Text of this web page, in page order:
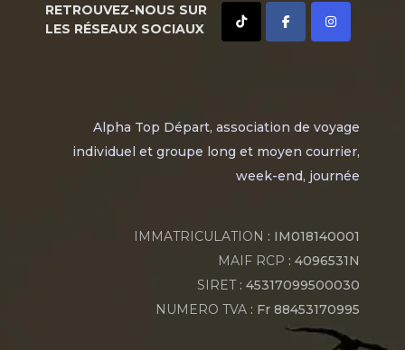
RETROUVEZ-NOUS SUR
LES RÉSEAUX SOCIAUX
Alpha Top Départ, association de voyage
individuel et groupe long et moyen courrier,
week-end, journée
IMMATRICULATION : IM018140001
MAIF RCP : 4096531N
SIRET: 45317099500030
NUMERO TVA : Fr 88453170995